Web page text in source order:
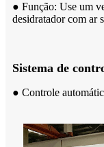
● Função: Use um
desidratador com ar
Sistema de
● Controle